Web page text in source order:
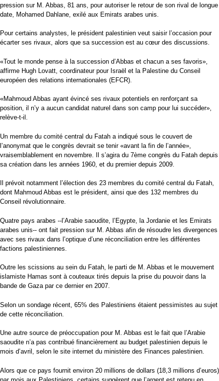
pression sur M. Abbas, 81 ans, pour autoriser le retour de son rival de longue
date, Mohamed Dahlane, exilé aux Emirats arabes unis.
Pour certains analystes, le président palestinien veut saisir l’occasion pour
écarter ses rivaux, alors que sa succession est au cœur des discussions.
«Tout le monde pense à la succession d’Abbas et chacun a ses favoris»,
affirme Hugh Lovatt, coordinateur pour Israël et la Palestine du Conseil
européen des relations internationales (EFCR).
«Mahmoud Abbas ayant évincé ses rivaux potentiels en renforçant sa
position, il n’y a aucun candidat naturel dans son camp pour lui succéder»,
relève-t-il.
Un membre du comité central du Fatah a indiqué sous le couvert de
l’anonymat que le congrès devrait se tenir «avant la fin de l’année»,
vraisemblablement en novembre. Il s’agira du 7ème congrès du Fatah depuis
sa création dans les années 1960, et du premier depuis 2009.
Il prévoit notamment l’élection des 23 membres du comité central du Fatah,
dont Mahmoud Abbas est le président, ainsi que des 132 membres du
Conseil révolutionnaire.
Quatre pays arabes --l’Arabie saoudite, l’Egypte, la Jordanie et les Emirats
arabes unis-- ont fait pression sur M. Abbas afin de résoudre les divergences
avec ses rivaux dans l’optique d’une réconciliation entre les différentes
factions palestiniennes.
Outre les scissions au sein du Fatah, le parti de M. Abbas et le mouvement
islamiste Hamas sont à couteaux tirés depuis la prise du pouvoir dans la
bande de Gaza par ce dernier en 2007.
Selon un sondage récent, 65% des Palestiniens étaient pessimistes au sujet
de cette réconciliation.
Une autre source de préoccupation pour M. Abbas est le fait que l’Arabie
saoudite n’a pas contribué financièrement au budget palestinien depuis le
mois d’avril, selon le site internet du ministère des Finances palestinien.
Alors que ce pays fournit environ 20 millions de dollars (18,3 millions d’euros)
par mois aux Palestiniens, certains suggèrent que l’argent est retenu en